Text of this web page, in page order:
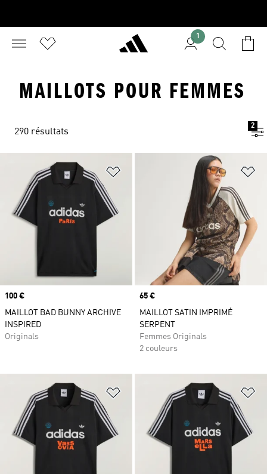
1
MAILLOTS POUR FEMMES
290 résultats
2
Ajouter à la Liste de produits
Prix
100 €
MAILLOT BAD BUNNY ARCHIVE
INSPIRED
Originals
Prix
65 €
MAILLOT SATIN IMPRIMÉ
SERPENT
Femmes Originals
2 couleurs
Ajouter à la Liste de produits